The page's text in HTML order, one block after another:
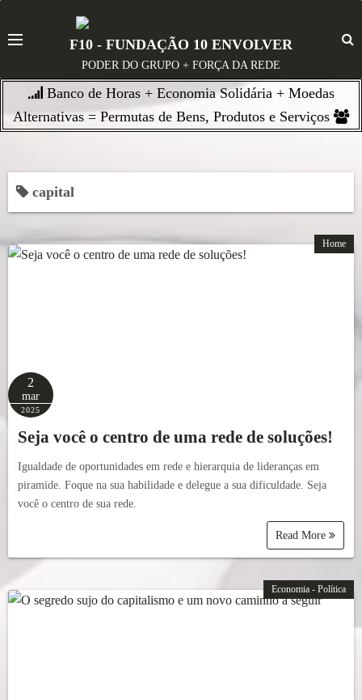
o
c
F10 - FUNDAÇÃO 10 ENVOLVER
PODER DO GRUPO + FORÇA DA REDE
Banco de Horas + Economia Solidária + Moedas
Alternativas = Permutas de Bens, Produtos e Serviços
capital
Home
2
mar
2025
Seja você o centro de uma rede de soluções!
Igualdade de oportunidades em rede e hierarquia de lideranças em
piramide. Foque na sua habilidade e delegue a sua dificuldade. Seja
você o centro de sua rede.
Read More
Economia - Política